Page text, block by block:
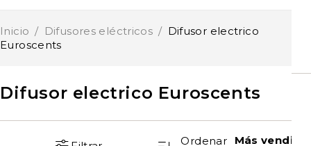
Difusor electrico Euroscents
Inicio / Difusores eléctricos / Difusor electrico
Euroscents
Ordenar
Más vendido